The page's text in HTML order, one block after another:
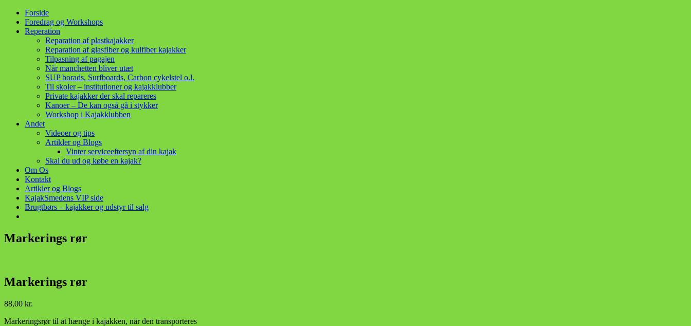
Skip
content
Forside
Foredrag og Workshops
Reperation
Reparation af plastkajakker
Reparation af glasfiber og kulfiber kajakker
Tilpasning af pagajen
Når manchetten bliver utæt
SUP borads, Surfboards, Carbon cykelstel o.l.
Til skoler – institutioner og kajakklubber
Private kajakker der skal repareres
Kanoer – De kan også gå i stykker
Workshop i Kajakklubben
Andet
Videoer og tips
Artikler og Blogs
Vinter serviceeftersyn af din kajak
Skal du ud og købe en kajak?
Om Os
Kontakt
Artikler og Blogs
KajakSmedens VIP side
Brugtbørs – kajakker og udstyr til salg
Markerings rør
Markerings rør
88,00 kr.
Markeringsrør til at hænge i kajakken, når den transporteres